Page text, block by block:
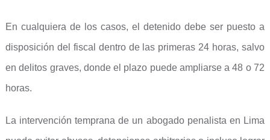
En cualquiera de los casos, el detenido debe ser puesto a
disposición del fiscal dentro de las primeras 24 horas, salvo
en delitos graves, donde el plazo puede ampliarse a 48 o 72
horas.
La intervención temprana de un abogado penalista en Lima